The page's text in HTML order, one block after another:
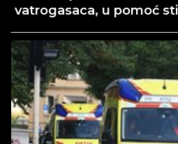
vatrogasaca, u pomoć